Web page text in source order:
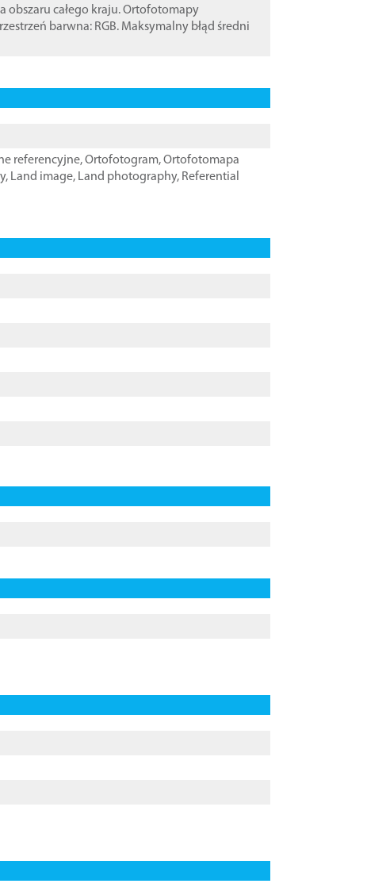
całego kraju. Ortofotomapy
barwna: RGB. Maksymalny błąd średni
referencyjne,Ortofotogram,Ortofotomapa
, Land image, Land photography, Referential